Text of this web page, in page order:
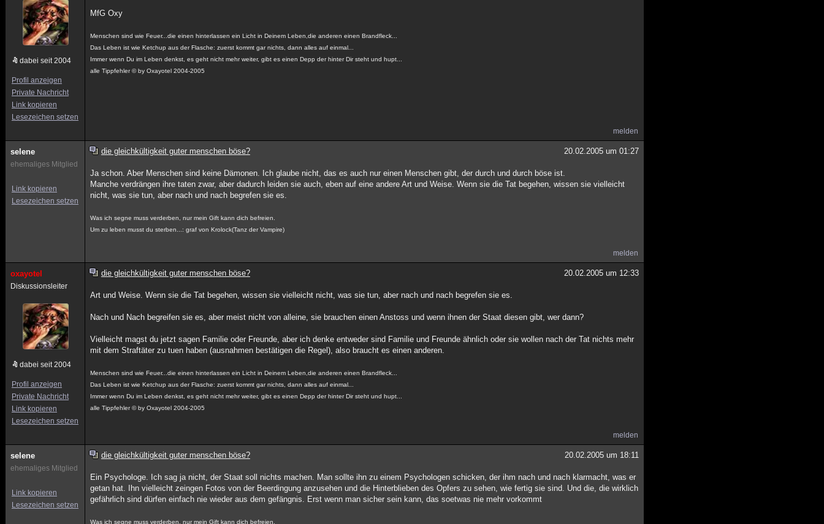
dabei seit 2004
Profil anzeigen
Private Nachricht
Link kopieren
Lesezeichen setzen
MfG Oxy
Menschen sind wie Feuer...die einen hinterlassen ein Licht in Deinem Leben,die anderen einen Brandfleck...
Das Leben ist wie Ketchup aus der Flasche: zuerst kommt gar nichts, dann alles auf einmal...
Immer wenn Du im Leben denkst, es geht nicht mehr weiter, gibt es einen Depp der hinter Dir steht und hupt...
alle Tippfehler © by Oxayotel 2004-2005
melden
selene
ehemaliges Mitglied
Link kopieren
Lesezeichen setzen
die gleichkültigkeit guter menschen böse? 20.02.2005 um 01:27
Ja schon. Aber Menschen sind keine Dämonen. Ich glaube nicht, das es auch nur einen Menschen gibt, der durch und durch böse ist.
Manche verdrängen ihre taten zwar, aber dadurch leiden sie auch, eben auf eine andere Art und Weise. Wenn sie die Tat begehen, wissen sie vielleicht
nicht, was sie tun, aber nach und nach begrefen sie es.
Was ich segne muss verderben, nur mein Gift kann dich befreien.
Um zu leben musst du sterben...: graf von Krolock(Tanz der Vampire)
melden
oxayotel
Diskussionsleiter
dabei seit 2004
Profil anzeigen
Private Nachricht
Link kopieren
Lesezeichen setzen
die gleichkültigkeit guter menschen böse? 20.02.2005 um 12:33
Art und Weise. Wenn sie die Tat begehen, wissen sie vielleicht nicht, was sie tun, aber nach und nach begrefen sie es.
Nach und Nach begreifen sie es, aber meist nicht von alleine, sie brauchen einen Anstoss und wenn ihnen der Staat diesen gibt, wer dann?
Vielleicht magst du jetzt sagen Familie oder Freunde, aber ich denke entweder sind Familie und Freunde ähnlich oder sie wollen nach der Tat nichts mehr
mit dem Straftäter zu tuen haben (ausnahmen bestätigen die Regel), also braucht es einen anderen.
Menschen sind wie Feuer...die einen hinterlassen ein Licht in Deinem Leben,die anderen einen Brandfleck...
Das Leben ist wie Ketchup aus der Flasche: zuerst kommt gar nichts, dann alles auf einmal...
Immer wenn Du im Leben denkst, es geht nicht mehr weiter, gibt es einen Depp der hinter Dir steht und hupt...
alle Tippfehler © by Oxayotel 2004-2005
melden
selene
ehemaliges Mitglied
Link kopieren
Lesezeichen setzen
die gleichkültigkeit guter menschen böse? 20.02.2005 um 18:11
Ein Psychologe. Ich sag ja nicht, der Staat soll nichts machen. Man sollte ihn zu einem Psychologen schicken, der ihm nach und nach klarmacht, was er
getan hat. Ihn vielleicht zeingen Fotos von der Beerdingung anzusehen und die Hinterblieben des Opfers zu sehen, wie fertig sie sind. Und die, die wirklich
gefährlich sind dürfen einfach nie wieder aus dem gefängnis. Erst wenn man sicher sein kann, das soetwas nie mehr vorkommt
Was ich segne muss verderben, nur mein Gift kann dich befreien.